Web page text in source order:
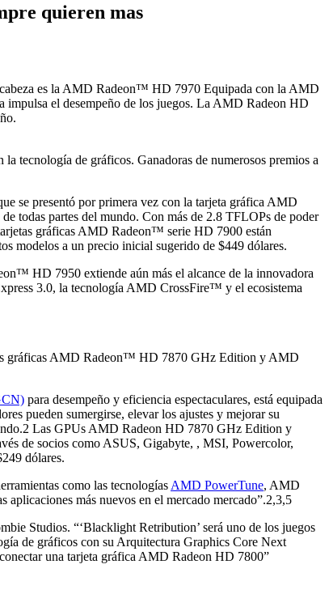
quieren mas
cabeza es la AMD Radeon™ HD 7970 Equipada con la AMD
el desempeño de los juegos. La AMD Radeon HD
tecnología de gráficos. Ganadoras de numerosos premios a
se presentó por primera vez con la tarjeta gráfica AMD
todas partes del mundo. Con más de 2.8 TFLOPs de poder
gráficas AMD Radeon™ serie HD 7900 están
modelos a un precio inicial sugerido de $449 dólares.
HD 7950 extiende aún más el alcance de la innovadora
3.0, la tecnología AMD CrossFire™ y el ecosistema
gráficas AMD Radeon™ HD 7870 GHz Edition y AMD
para desempeño y eficiencia espectaculares, está equipada
pueden sumergirse, elevar los ajustes y mejorar su
Las GPUs AMD Radeon HD 7870 GHz Edition y
de socios como ASUS, Gigabyte, , MSI, Powercolor,
dólares.
como las tecnologías AMD PowerTune, AMD
más nuevos en el mercado mercado”.2,3,5
Studios. “‘Blacklight Retribution’ será uno de los juegos
de gráficos con su Arquitectura Graphics Core Next
una tarjeta gráfica AMD Radeon HD 7800”